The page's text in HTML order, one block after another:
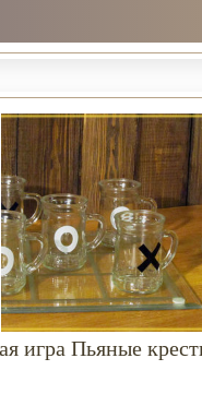
игра Пьяные